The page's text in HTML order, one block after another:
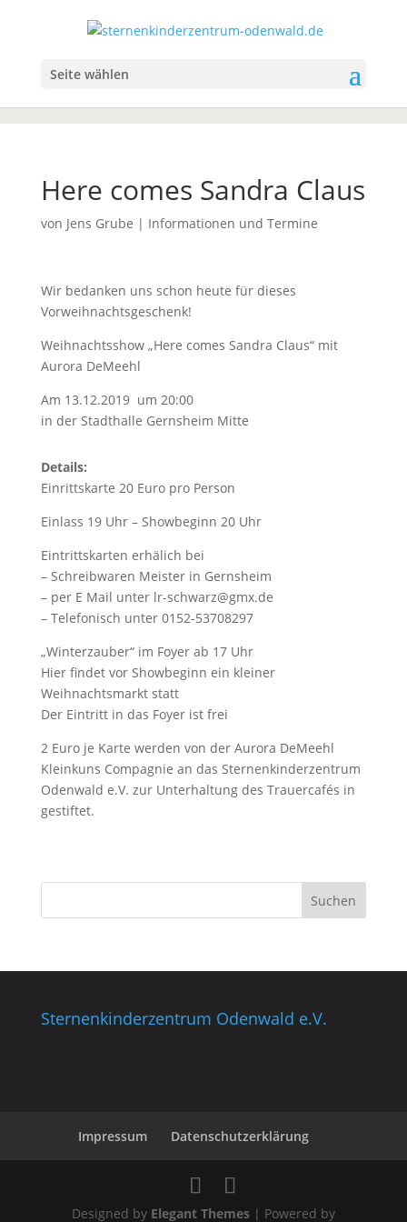
Seite wählen
Here comes Sandra Claus
von Jens Grube | Informationen und Termine
Wir bedanken uns schon heute für dieses
Vorweihnachtsgeschenk!
Weihnachtsshow „Here comes Sandra Claus“ mit
Aurora DeMeehl
Am 13.12.2019 um 20:00
in der Stadthalle Gernsheim Mitte
Details:
Einrittskarte 20 Euro pro Person
Einlass 19 Uhr – Showbeginn 20 Uhr
Eintrittskarten erhälich bei
– Schreibwaren Meister in Gernsheim
– per E Mail unter lr-schwarz@gmx.de
– Telefonisch unter 0152-53708297
„Winterzauber“ im Foyer ab 17 Uhr
Hier findet vor Showbeginn ein kleiner
Weihnachtsmarkt statt
Der Eintritt in das Foyer ist frei
2 Euro je Karte werden von der Aurora DeMeehl
Kleinkuns Compagnie an das Sternenkinderzentrum
Odenwald e.V. zur Unterhaltung des Trauercafés in
gestiftet.
Sternenkinderzentrum Odenwald e.V.
Impressum Datenschutzerklärung
Designed by Elegant Themes| Powered by